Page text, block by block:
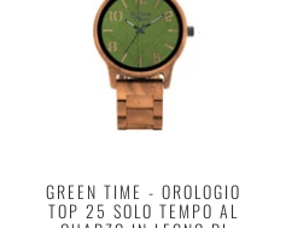
GREEN TIME - OROLOGIO
TOP 25 SOLO TEMPO AL